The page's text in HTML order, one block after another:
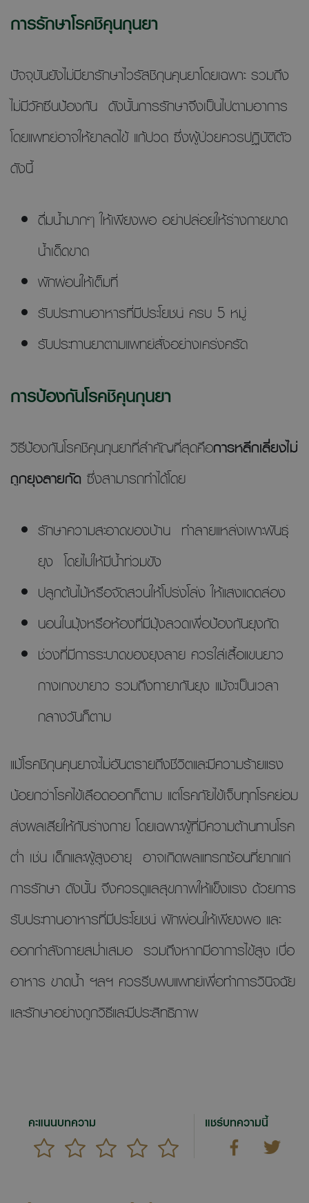
การรักษาโรคชิคุนกุนยา
ปัจจุบันยังไม่มียารักษาไวรัสชิกุนคุนยาโดยเฉพาะ รวมถึง
ไม่มีวัคซีนป้องกัน ดังนั้นการรักษาจึงเป็นไปตามอาการ
โดยแพทย์อาจให้ยาลดไข้ แก้ปวด ซึ่งผู้ป่วยควรปฏิบัติตัว
ดังนี้
ดื่มน้ำมากๆ ให้เพียงพอ อย่าปล่อยให้ร่างกายขาด
น้ำเด็ดขาด
พักผ่อนให้เต็มที่
รับประทานอาหารที่มีประโยชน์ ครบ 5 หมู่
รับประทานยาตามแพทย์สั่งอย่างเคร่งครัด
การป้องกันโรคชิคุนกุนยา
วิธีป้องกันโรคชิคุนกุนยาที่สำคัญที่สุดคือการหลีกเลี่ยงไม่
ถูกยุงลายกัด ซึ่งสามารถทำได้โดย
รักษาความสะอาดของบ้าน ทำลายแหล่งเพาะพันธุ์
ยุง โดยไม่ให้มีน้ำท่วมขัง
ปลูกต้นไม้หรือจัดสวนให้โปร่งโล่ง ให้แสงแดดส่อง
นอนในมุ้งหรือห้องที่มีมุ้งลวดเพื่อป้องกันยุงกัด
ช่วงที่มีการระบาดของยุงลาย ควรใส่เสื้อแขนยาว
กางเกงขายาว รวมถึงทายากันยุง แม้จะเป็นเวลา
กลางวันก็ตาม
แม้โรคชิกุนคุนยาจะไม่อันตรายถึงชีวิตและมีความร้ายแรง
น้อยกว่าโรคไข้เลือดออกก็ตาม แต่โรคภัยไข้เจ็บทุกโรคย่อม
ส่งผลเสียให้กับร่างกาย โดยเฉพาะผู้ที่มีความต้านทานโรค
ต่ำ เช่น เด็กและผู้สูงอายุ อาจเกิดผลแทรกซ้อนที่ยากแก่
การรักษา ดังนั้น จึงควรดูแลสุขภาพให้แข็งแรง ด้วยการ
รับประทานอาหารที่มีประโยชน์ พักผ่อนให้เพียงพอ และ
ออกกำลังกายสม่ำเสมอ รวมถึงหากมีอาการไข้สูง เบื่อ
อาหาร ขาดน้ำ ฯลฯ ควรรีบพบแพทย์เพื่อทำการวินิจฉัย
และรักษาอย่างถูกวิธีและมีประสิทธิภาพ
คะแนนบทความ แชร์บทความนี้